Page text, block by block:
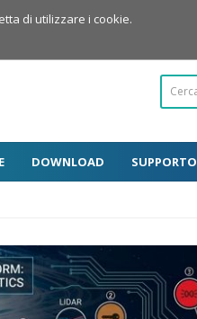
DOWNLOAD SUPPORTO
di utilizzare i cookie.